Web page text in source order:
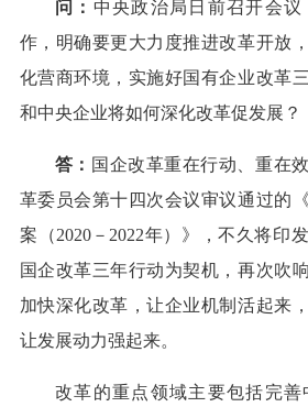
问： 中央政治局日前召开会
作，明确要更大力度推进改革开放
化营商环境，实施好国有企业改革
和中央企业将如何深化改革促发展？
答： 国企改革重在行动、重在
革委员会第十四次会议审议通过的
案（2020－2022年）》，不久将印
国企改革三年行动为契机，再次吹
加快深化改革，让企业机制活起来
让发展动力强起来。
改革的重点领域主要包括完善